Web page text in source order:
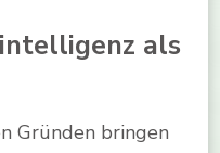
als
Gründen bringen